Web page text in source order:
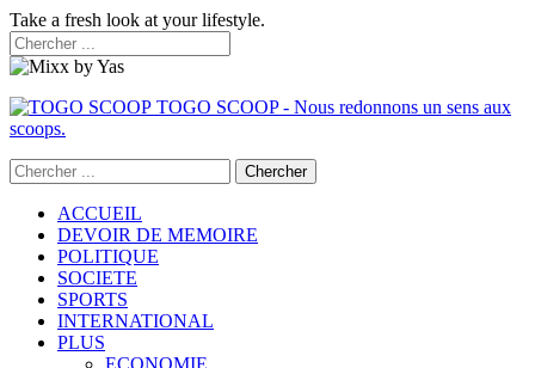
Take a fresh look at your lifestyle.
TOGO SCOOP - Nous redonnons un sens aux
scoops.
ACCUEIL
DEVOIR DE MEMOIRE
POLITIQUE
SOCIETE
SPORTS
INTERNATIONAL
PLUS
ECONOMIE